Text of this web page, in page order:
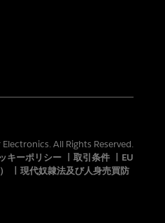
All Rights Reserved.
キーポリシー 取引条件
EU
現代奴隷法及び人身売買防